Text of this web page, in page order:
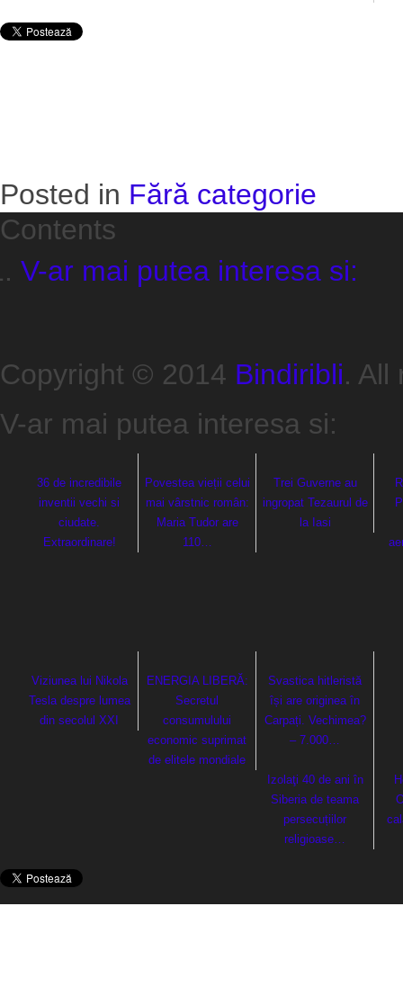
Posted in Fără categorie
Contents
V-ar mai putea interesa si:
Copyright © 2014 Bindiribli. All
V-ar mai putea interesa si:
36 de incredibile
inventii vechi si
ciudate.
Extraordinare!
Povestea vieții celui
mai vârstnic român:
Maria Tudor are
110…
Trei Guverne au
ingropat Tezaurul de
la Iasi
Viziunea lui Nikola
Tesla despre lumea
din secolul XXI
ENERGIA LIBERĂ:
Secretul
consumulului
economic suprimat
de elitele mondiale
Svastica hitleristă
își are originea în
Carpați. Vechimea?
– 7.000…
Izolaţi 40 de ani în
Siberia de teama
persecuțiilor
religioase…